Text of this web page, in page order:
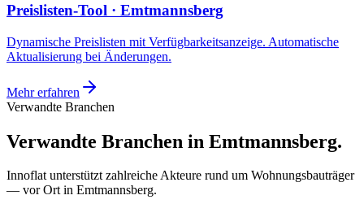
Preislisten-Tool · Emtmannsberg
Dynamische Preislisten mit Verfügbarkeitsanzeige. Automatische
Aktualisierung bei Änderungen.
Mehr erfahren
Verwandte Branchen
Verwandte Branchen in Emtmannsberg.
Innoflat unterstützt zahlreiche Akteure rund um Wohnungsbauträger
— vor Ort in Emtmannsberg.